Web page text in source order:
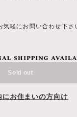
軽にお問い合わせ下さ
shipping
Sold out
お住まいの方向け